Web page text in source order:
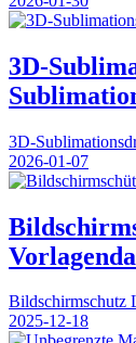
3D-
3D-
2026-01-07
Bildschirmschutz
2025-12-18